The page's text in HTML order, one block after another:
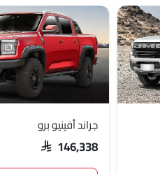
جراند أفينيو برو
SAR 146,338